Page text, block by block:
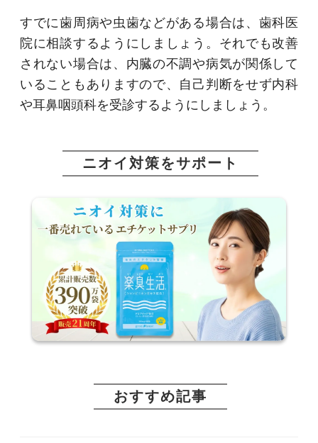
すでに歯周病や虫歯などがある場合は、歯科医
院に相談するようにしましょう。それでも改善
されない場合は、内臓の不調や病気が関係して
いることもありますので、自己判断をせず内科
や耳鼻咽頭科を受診するようにしましょう。
ニオイ対策をサポート
おすすめ記事